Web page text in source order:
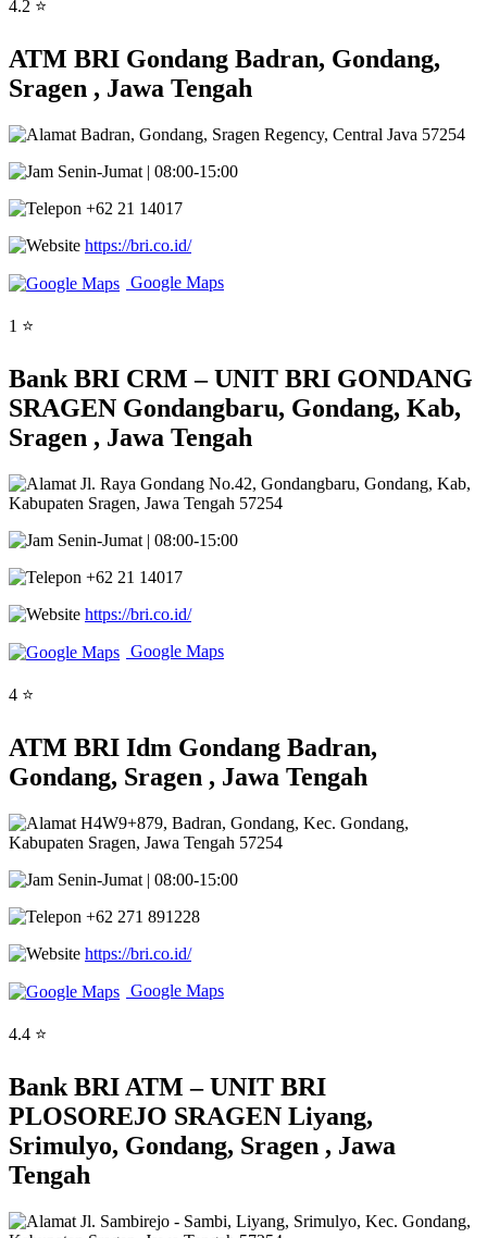
4.2 ⭐
ATM BRI Gondang Badran, Gondang,
Sragen , Jawa Tengah
Badran, Gondang, Sragen Regency, Central Java 57254
Senin-Jumat | 08:00-15:00
+62 21 14017
https://bri.co.id/
Google Maps
1 ⭐
Bank BRI CRM – UNIT BRI GONDANG
SRAGEN Gondangbaru, Gondang, Kab,
Sragen , Jawa Tengah
Jl. Raya Gondang No.42, Gondangbaru, Gondang, Kab,
Kabupaten Sragen, Jawa Tengah 57254
Senin-Jumat | 08:00-15:00
+62 21 14017
https://bri.co.id/
Google Maps
4 ⭐
ATM BRI Idm Gondang Badran,
Gondang, Sragen , Jawa Tengah
H4W9+879, Badran, Gondang, Kec. Gondang,
Kabupaten Sragen, Jawa Tengah 57254
Senin-Jumat | 08:00-15:00
+62 271 891228
https://bri.co.id/
Google Maps
4.4 ⭐
Bank BRI ATM – UNIT BRI
PLOSOREJO SRAGEN Liyang,
Srimulyo, Gondang, Sragen , Jawa
Tengah
Jl. Sambirejo - Sambi, Liyang, Srimulyo, Kec. Gondang,